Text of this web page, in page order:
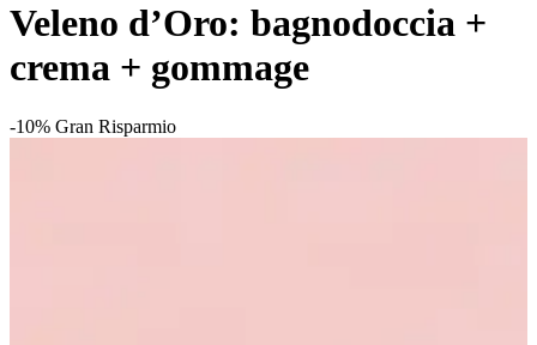
Veleno d’Oro: bagnodoccia +
crema + gommage
-10% Gran Risparmio